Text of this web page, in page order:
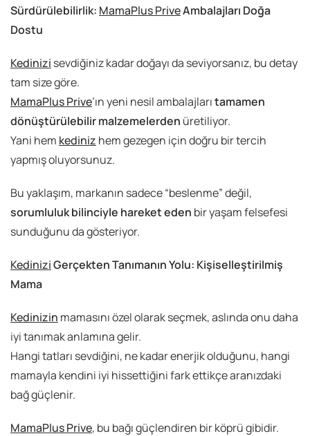
Sürdürülebilirlik: MamaPlus PriveAmbalajları Doğa
Dostu
Kedinizi sevdiğiniz kadar doğayı da seviyorsanız, bu detay
tam size göre.
MamaPlus Prive’ın yeni nesil ambalajlarıtamamen
dönüştürülebilir malzemelerden üretiliyor.
Yani hem kediniz hem gezegen için doğru bir tercih
yapmış oluyorsunuz.
Bu yaklaşım, markanın sadece “beslenme” değil,
sorumluluk bilinciyle hareket eden bir yaşam felsefesi
sunduğunu da gösteriyor.
KediniziGerçekten Tanımanın Yolu: Kişiselleştirilmiş
Mama
Kedinizin mamasını özel olarak seçmek, aslında onu daha
iyi tanımak anlamına gelir.
Hangi tatları sevdiğini, ne kadar enerjik olduğunu, hangi
mamayla kendini iyi hissettiğini fark ettikçe aranızdaki
bağ güçlenir.
MamaPlus Prive, bu bağı güçlendiren bir köprü gibidir.